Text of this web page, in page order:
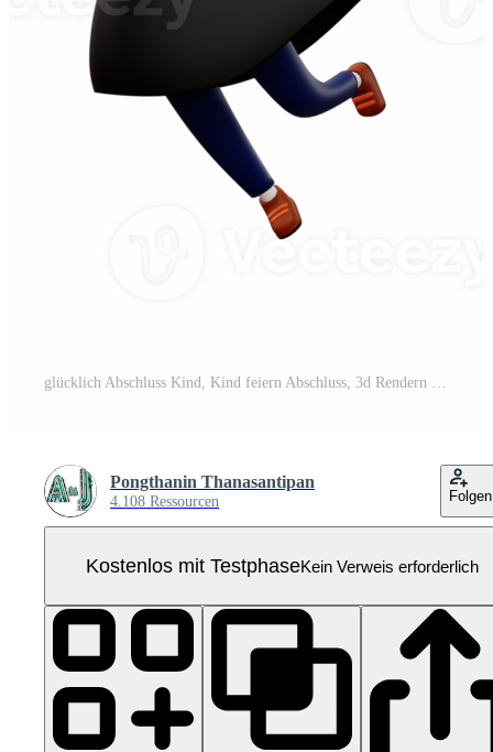
glücklich Abschluss Kind, Kind feiern Abschluss, 3d Rendern Pro PNG
Pongthanin Thanasantipan
4.108 Ressourcen Folgen
Kostenlos mit TestphaseKein Verweis erforderlich